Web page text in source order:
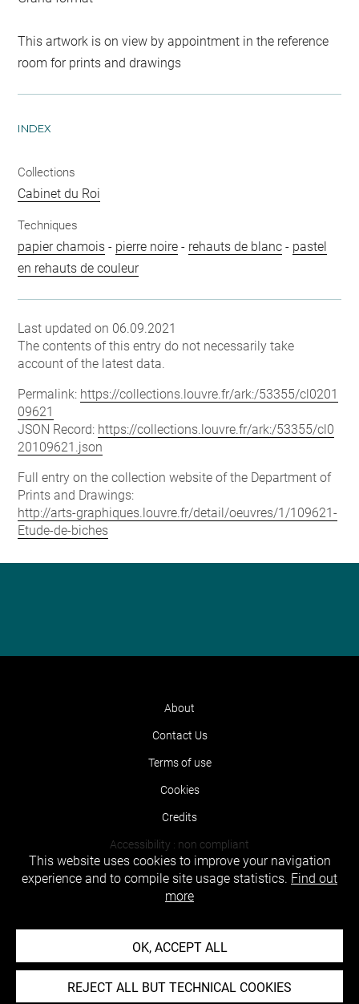
This artwork is on view by appointment in the reference
room for prints and drawings
INDEX
Collections
Cabinet du Roi
Techniques
papier chamois - pierre noire - rehauts de blanc - pastel
en rehauts de couleur
Last updated on 06.09.2021
The contents of this entry do not necessarily take
account of the latest data.
Permalink: https://collections.louvre.fr/ark:/53355/cl0201
09621
JSON Record: https://collections.louvre.fr/ark:/53355/cl0
20109621.json
Full entry on the collection website of the Department of
Prints and Drawings:
http://arts-graphiques.louvre.fr/detail/oeuvres/1/109621-
Etude-de-biches
About
Contact Us
Terms of use
Cookies
Credits
Accessibility : non compliant
This website uses cookies to improve your navigation
experience and to compile site usage statistics. Find out
more
OK, ACCEPT ALL
REJECT ALL BUT TECHNICAL COOKIES